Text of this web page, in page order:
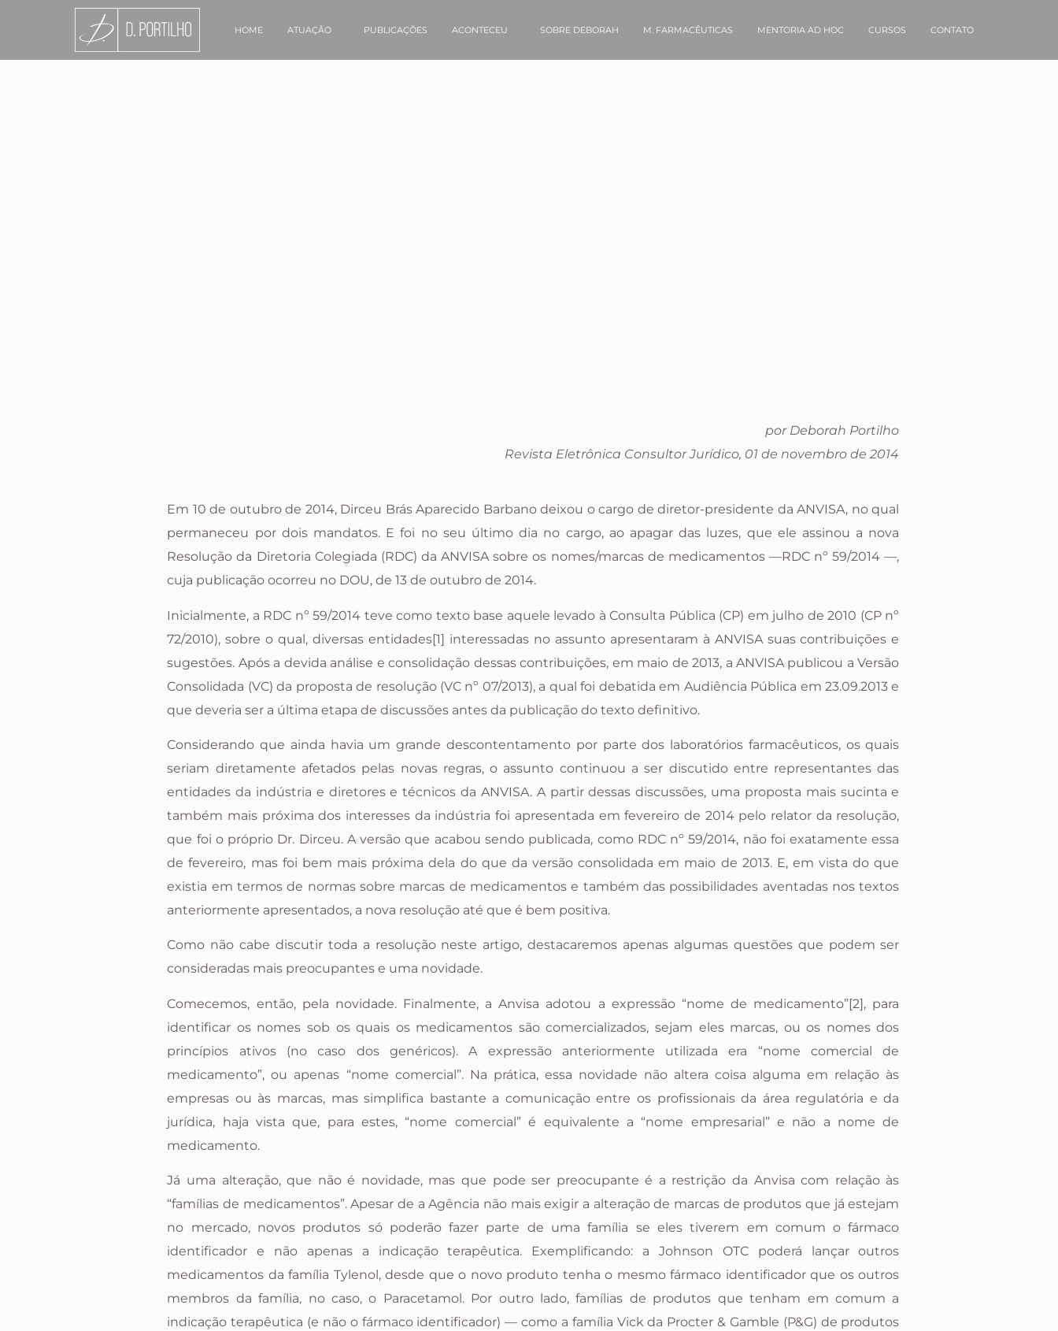
HOME ATUAÇÃO PUBLICAÇÕES ACONTECEU SOBRE DEBORAH M. FARMACÊUTICAS MENTORIA AD HOC CURSOS CONTATO
por Deborah Portilho
Revista Eletrônica Consultor Jurídico, 01 de novembro de 2014
Em 10 de outubro de 2014, Dirceu Brás Aparecido Barbano deixou o cargo de diretor-presidente da ANVISA, no qual
permaneceu por dois mandatos. E foi no seu último dia no cargo, ao apagar das luzes, que ele assinou a nova
Resolução da Diretoria Colegiada (RDC) da ANVISA sobre os nomes/marcas de medicamentos —RDC nº 59/2014 —,
cuja publicação ocorreu no DOU, de 13 de outubro de 2014.
Inicialmente, a RDC nº 59/2014 teve como texto base aquele levado à Consulta Pública (CP) em julho de 2010 (CP nº
72/2010), sobre o qual, diversas entidades[1] interessadas no assunto apresentaram à ANVISA suas contribuições e
sugestões. Após a devida análise e consolidação dessas contribuições, em maio de 2013, a ANVISA publicou a Versão
Consolidada (VC) da proposta de resolução (VC nº 07/2013), a qual foi debatida em Audiência Pública em 23.09.2013 e
que deveria ser a última etapa de discussões antes da publicação do texto definitivo.
Considerando que ainda havia um grande descontentamento por parte dos laboratórios farmacêuticos, os quais
seriam diretamente afetados pelas novas regras, o assunto continuou a ser discutido entre representantes das
entidades da indústria e diretores e técnicos da ANVISA. A partir dessas discussões, uma proposta mais sucinta e
também mais próxima dos interesses da indústria foi apresentada em fevereiro de 2014 pelo relator da resolução,
que foi o próprio Dr. Dirceu. A versão que acabou sendo publicada, como RDC nº 59/2014, não foi exatamente essa
de fevereiro, mas foi bem mais próxima dela do que da versão consolidada em maio de 2013. E, em vista do que
existia em termos de normas sobre marcas de medicamentos e também das possibilidades aventadas nos textos
anteriormente apresentados, a nova resolução até que é bem positiva.
Como não cabe discutir toda a resolução neste artigo, destacaremos apenas algumas questões que podem ser
consideradas mais preocupantes e uma novidade.
Comecemos, então, pela novidade. Finalmente, a Anvisa adotou a expressão “nome de medicamento”[2], para
identificar os nomes sob os quais os medicamentos são comercializados, sejam eles marcas, ou os nomes dos
princípios ativos (no caso dos genéricos). A expressão anteriormente utilizada era “nome comercial de
medicamento”, ou apenas “nome comercial”. Na prática, essa novidade não altera coisa alguma em relação às
empresas ou às marcas, mas simplifica bastante a comunicação entre os profissionais da área regulatória e da
jurídica, haja vista que, para estes, “nome comercial” é equivalente a “nome empresarial” e não a nome de
medicamento.
Já uma alteração, que não é novidade, mas que pode ser preocupante é a restrição da Anvisa com relação às
“famílias de medicamentos”. Apesar de a Agência não mais exigir a alteração de marcas de produtos que já estejam
no mercado, novos produtos só poderão fazer parte de uma família se eles tiverem em comum o fármaco
identificador e não apenas a indicação terapêutica. Exemplificando: a Johnson OTC poderá lançar outros
medicamentos da família Tylenol, desde que o novo produto tenha o mesmo fármaco identificador que os outros
membros da família, no caso, o Paracetamol. Por outro lado, famílias de produtos que tenham em comum a
indicação terapêutica (e não o fármaco identificador) — como a família Vick da Procter & Gamble (P&G) de produtos